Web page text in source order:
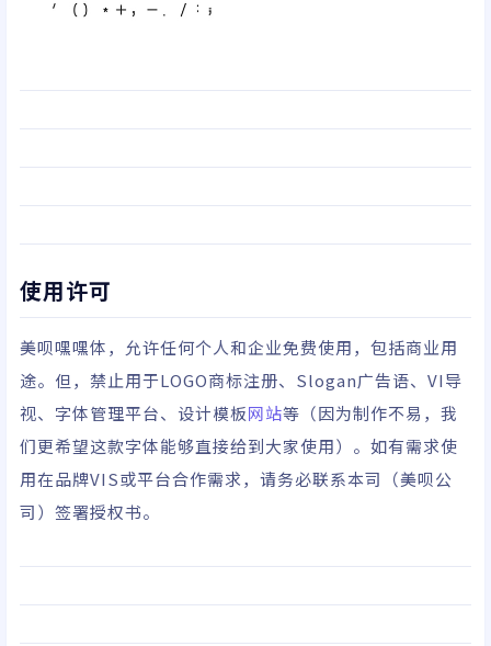
使用许可
美呗嘿嘿体，允许任何个人和企业免费使用，包括商业用
途。但，禁止用于LOGO商标注册、Slogan广告语、VI导
视、字体管理平台、设计模板网站等（因为制作不易，我
们更希望这款字体能够直接给到大家使用）。如有需求使
用在品牌VIS或平台合作需求，请务必联系本司（美呗公
司）签署授权书。